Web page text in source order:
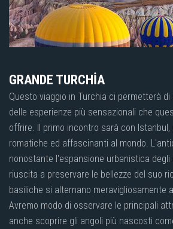
GRANDE TURCHİA
Questo viaggio in Turchia ci permetterà
delle esperienze più sensazionali che
offrire. Il primo incontro sarà con
romatiche ed affascinanti al mondo.
nonostante l'espansione urbanistica degli
riuscita a preservare le bellezze del suo
basiliche si alternano meravigliosamente
Avremo modo di osservare le principali
anche scoprire gli angoli più nascosti